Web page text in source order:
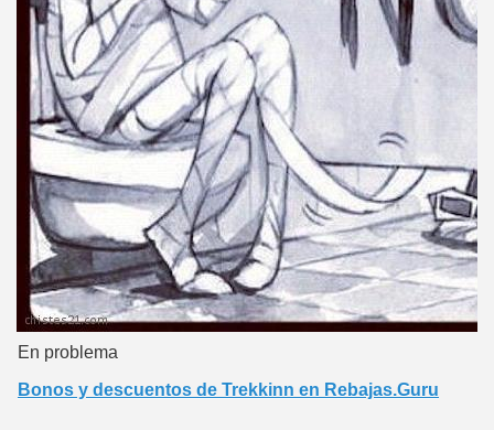
En problema
Bonos y descuentos de Trekkinn en Rebajas.Guru